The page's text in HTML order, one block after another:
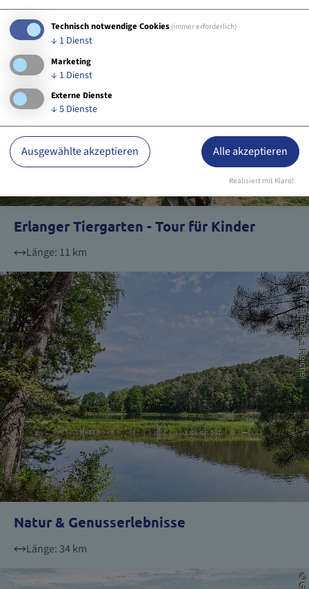
Erlanger Tiergarten - Tour für Kinder
Länge: 11 km
Natur & Genusserlebnisse
Länge: 34 km
Technisch notwendige Cookies (immer erforderlich)
↓ 1 Dienst
Marketing
↓ 1 Dienst
Externe Dienste
↓ 5 Dienste
Ausgewählte akzeptieren Alle akzeptieren
Realisiert mit Klaro!